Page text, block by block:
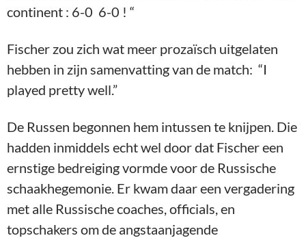
continent : 6-0 6-0 ! “
Fischer zou zich wat meer prozaïsch uitgelaten
hebben in zijn samenvatting van de match: “I
played pretty well.”
De Russen begonnen hem intussen te knijpen. Die
hadden inmiddels echt wel door dat Fischer een
ernstige bedreiging vormde voor de Russische
schaakhegemonie. Er kwam daar een vergadering
met alle Russische coaches, officials, en
topschakers om de angstaanjagende